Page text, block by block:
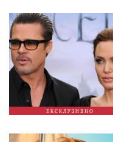
ЕКСКЛУЗИВНО